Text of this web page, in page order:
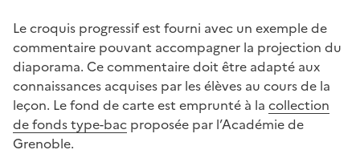
Le croquis progressif est fourni avec un exemple de
commentaire pouvant accompagner la projection du
diaporama. Ce commentaire doit être adapté aux
connaissances acquises par les élèves au cours de la
leçon. Le fond de carte est emprunté à la collection
de fonds type-bac proposée par l’Académie de
Grenoble.